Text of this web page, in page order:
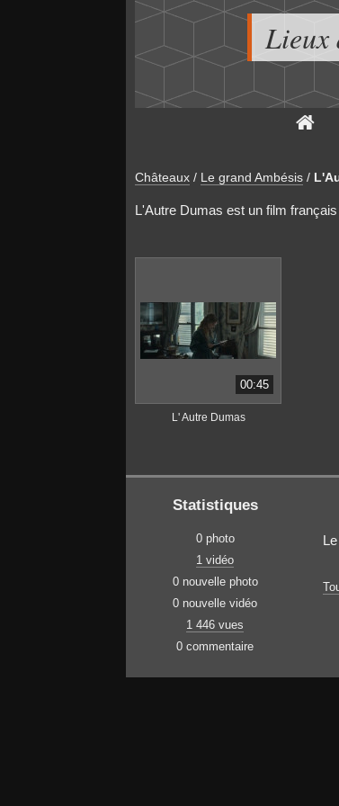
Lieux
Châteaux / Le grand Ambésis /
L'Autre Dumas est un film
00:45
L' Autre Dumas
Statistiques
0 photo
1 vidéo
0 nouvelle photo
0 nouvelle vidéo
1 446 vues
0 commentaire